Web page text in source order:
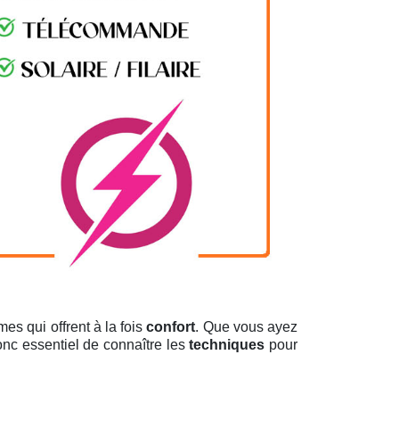
qui offrent à la foisconfort. Que vous ayez
essentiel de connaître lestechniques pour